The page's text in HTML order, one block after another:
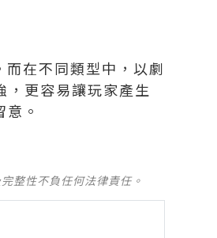
在不同類型中，以劇
，更容易讓玩家產生
。
整性不負任何法律責任。